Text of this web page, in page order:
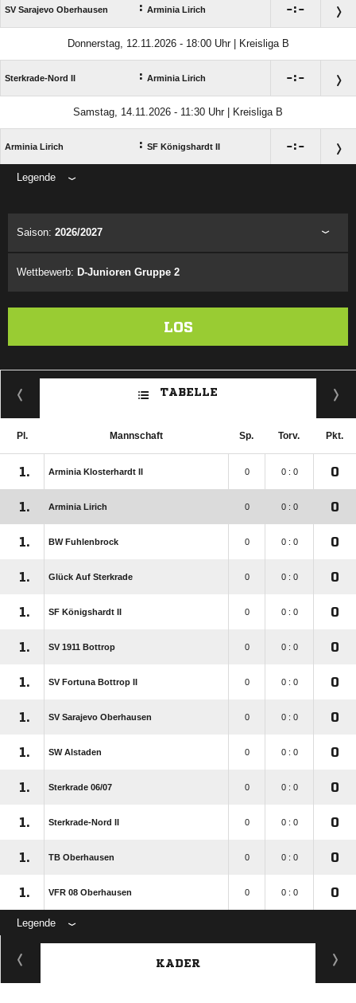
SV Sarajevo Oberhausen : Arminia Lirich :
Donnerstag, 12.11.2026 - 18:00 Uhr | Kreisliga B
Sterkrade-Nord II : Arminia Lirich :
Samstag, 14.11.2026 - 11:30 Uhr | Kreisliga B
Arminia Lirich : SF Königshardt II :
Legende
Saison: 2026/2027
Wettbewerb: D-Junioren Gruppe 2
LOS
TABELLE
Pl. Mannschaft Sp. Torv. Pkt.
1. Arminia Klosterhardt II 0 0 : 0 0
1. Arminia Lirich 0 0 : 0 0
1. BW Fuhlenbrock 0 0 : 0 0
1. Glück Auf Sterkrade 0 0 : 0 0
1. SF Königshardt II 0 0 : 0 0
1. SV 1911 Bottrop 0 0 : 0 0
1. SV Fortuna Bottrop II 0 0 : 0 0
1. SV Sarajevo Oberhausen 0 0 : 0 0
1. SW Alstaden 0 0 : 0 0
1. Sterkrade 06/​07 0 0 : 0 0
1. Sterkrade-Nord II 0 0 : 0 0
1. TB Oberhausen 0 0 : 0 0
1. VFR 08 Oberhausen 0 0 : 0 0
Legende
KADER